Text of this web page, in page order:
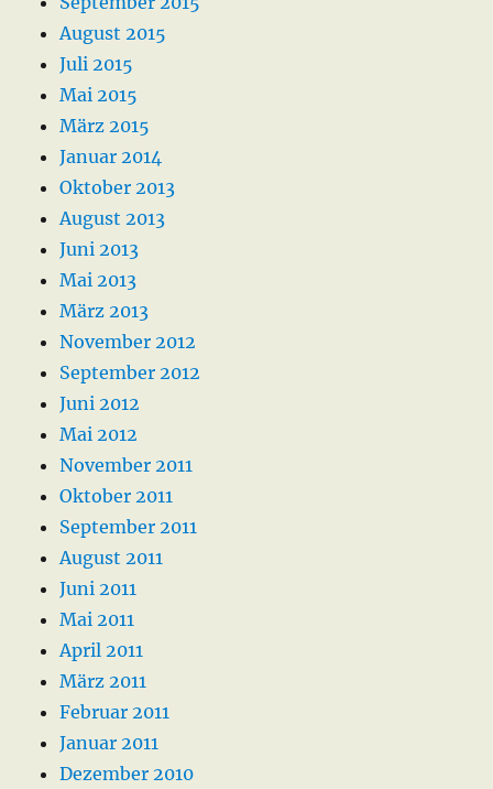
August 2015
Juli 2015
Mai 2015
März 2015
Januar 2014
Oktober 2013
August 2013
Juni 2013
Mai 2013
März 2013
November 2012
September 2012
Juni 2012
Mai 2012
November 2011
Oktober 2011
September 2011
August 2011
Juni 2011
Mai 2011
April 2011
März 2011
Februar 2011
Januar 2011
Dezember 2010